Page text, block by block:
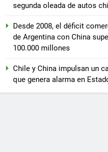
segunda oleada de autos
Desde 2008, el déficit
de Argentina con China
100.000 millones
Chile y China impulsan un
que genera alarma en